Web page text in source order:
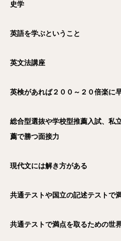
史学
英語を学ぶということ
英文法講座
英検があれば２００～２０倍楽に
総合型選抜や学校型推薦入試、私
薦で勝つ面接力
現代文には解き方がある
共通テストや国立の記述テストで
共通テストで満点を取るための世